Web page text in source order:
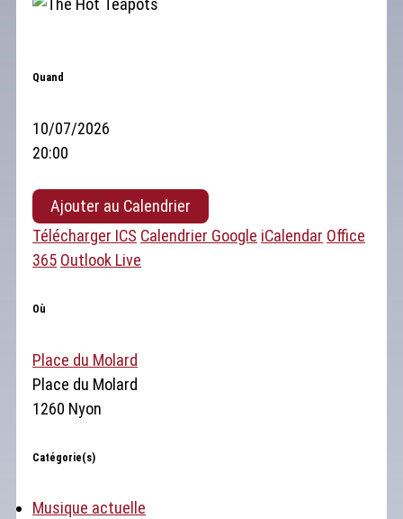
Quand
10/07/2026
20:00
Ajouter au Calendrier
Télécharger ICS Calendrier Google iCalendar Office
365 Outlook Live
Où
Place du Molard
Place du Molard
1260 Nyon
Catégorie(s)
Musique actuelle